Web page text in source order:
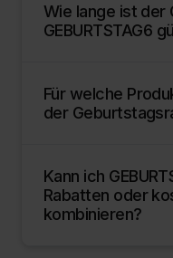
Wie lange ist der
GEBURTSTAG6
Rahmen der
rabattfähige
Warenkorb.
Für welche
der
Produktvarianten,
Warenkorb
Kann ich
Rabatten oder
kombinieren?